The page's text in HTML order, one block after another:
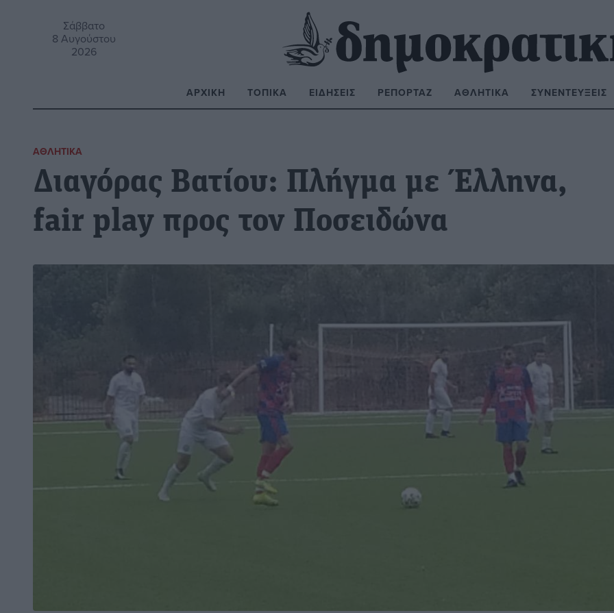
Σάββατο
8 Αυγούστου
2026
ΑΡΧΙΚΉ ΤΟΠΙΚΆ ΕΙΔΉΣΕΙΣ ΡΕΠΟΡΤΆΖ ΑΘΛΗΤΙΚΆ ΣΥΝΕΝΤΕΎΞΕΙΣ
ΑΘΛΗΤΙΚΆ
Διαγόρας Βατίου: Πλήγμα με Έλληνα,
fair play προς τον Ποσειδώνα